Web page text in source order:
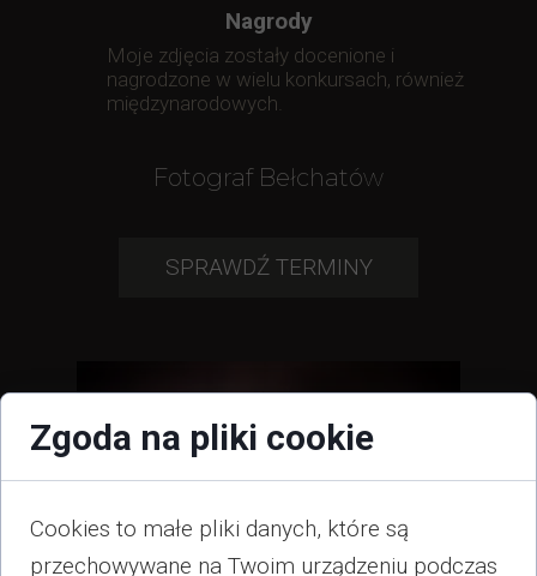
Nagrody
Moje zdjęcia zostały docenione i
nagrodzone w wielu konkursach, również
międzynarodowych.
Fotograf Bełchatów
SPRAWDŹ TERMINY
Zgoda na pliki cookie
Cookies to małe pliki danych, które są
przechowywane na Twoim urządzeniu podczas